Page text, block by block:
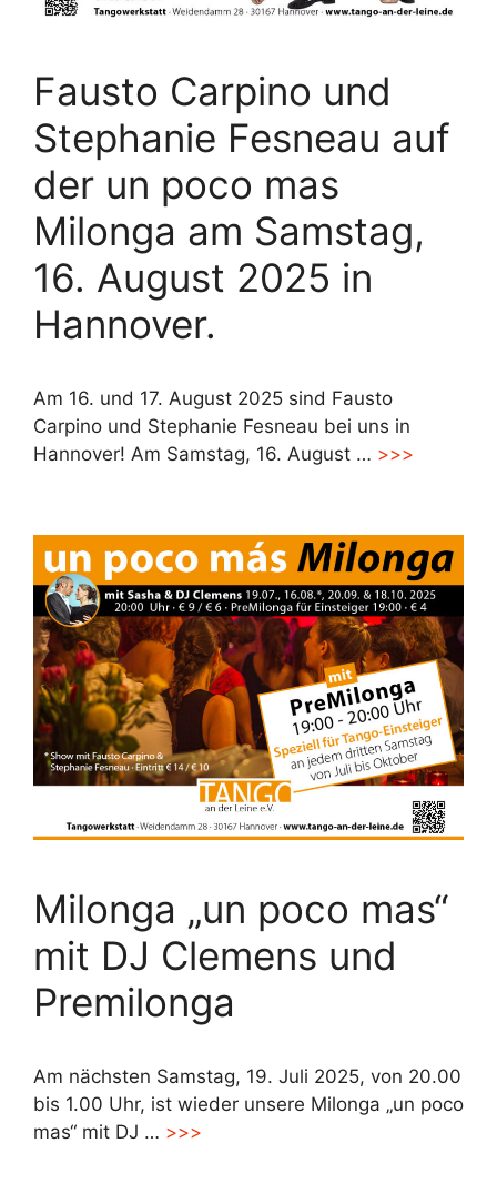
Fausto Carpino und
Stephanie Fesneau auf
der un poco mas
Milonga am Samstag,
16. August 2025 in
Hannover.
Am 16. und 17. August 2025 sind Fausto
Carpino und Stephanie Fesneau bei uns in
Hannover! Am Samstag, 16. August … >>>
Milonga „un poco mas“
mit DJ Clemens und
Premilonga
Am nächsten Samstag, 19. Juli 2025, von 20.00
bis 1.00 Uhr, ist wieder unsere Milonga „un poco
mas“ mit DJ … >>>